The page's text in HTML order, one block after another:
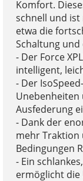
Komfort.
schnell und
etwa die
Schaltung
- Der Force
intelligent,
- Der
Ausfederung
- Dank der
mehr Traktion
Bedingungen
- Ein
ermöglicht die